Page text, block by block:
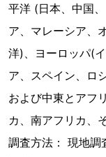
平洋 (日本、中国
ア、マレーシア、
洋)、ヨーロッパ(
ア、スペイン、ロ
および中東とアフ
カ、南アフリカ、
調査方法： 現地